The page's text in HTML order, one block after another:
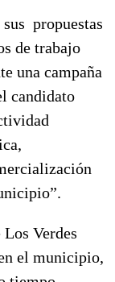
propuestas
de trabajo
una campaña
candidato
Verdes
el municipio,